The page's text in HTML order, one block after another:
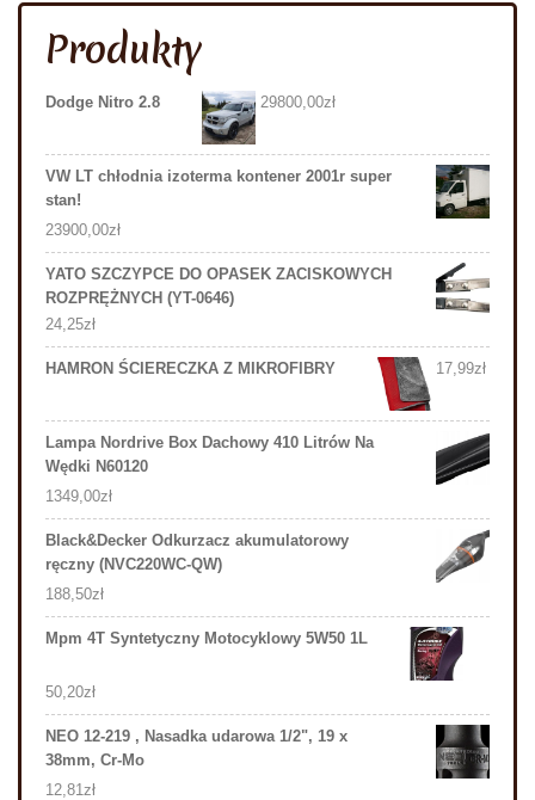
Produkty
Dodge Nitro 2.8 29800,00zł
VW LT chłodnia izoterma kontener 2001r super
stan!
23900,00zł
YATO SZCZYPCE DO OPASEK ZACISKOWYCH
ROZPRĘŻNYCH (YT-0646)
24,25zł
HAMRON ŚCIERECZKA Z MIKROFIBRY 17,99zł
Lampa Nordrive Box Dachowy 410 Litrów Na
Wędki N60120
1349,00zł
Black&Decker Odkurzacz akumulatorowy
ręczny (NVC220WC-QW)
188,50zł
Mpm 4T Syntetyczny Motocyklowy 5W50 1L
50,20zł
NEO 12-219 , Nasadka udarowa 1/2", 19 x
38mm, Cr-Mo
12,81zł